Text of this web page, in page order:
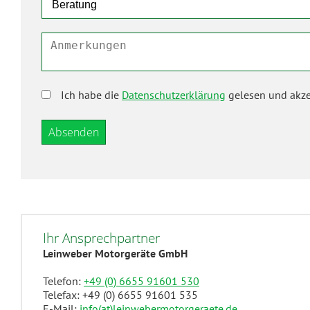
Ich habe die Datenschutzerklärung gelesen und
Ihr Ansprechpartner
Leinweber Motorgeräte GmbH
Telefon: +49 (0) 6655 91601 530
Telefax: +49 (0) 6655 91601 535